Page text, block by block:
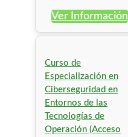
Ver Información
Curso de
Especialización en
Ciberseguridad en
Entornos de las
Tecnologías de
Operación (Acceso